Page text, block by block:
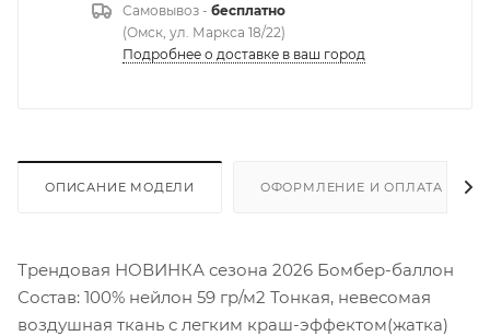
Самовывоз - бесплатно
(Омск, ул. Маркса 18/22)
Подробнее о доставке в ваш город
ОПИСАНИЕ МОДЕЛИ ОФОРМЛЕНИЕ И ОПЛАТА
Трендовая НОВИНКА сезона 2026 Бомбер-баллон
Состав: 100% нейлон 59 гр/м2 Тонкая, невесомая
воздушная ткань с легким краш-эффектом(жатка)